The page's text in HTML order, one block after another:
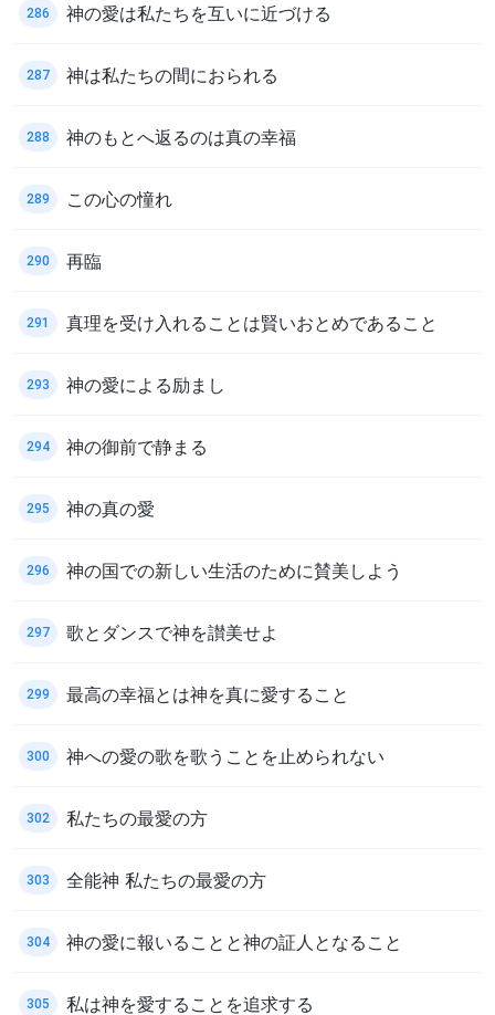
286 神の愛は私たちを互いに近づける
287 神は私たちの間におられる
288 神のもとへ返るのは真の幸福
289 この心の憧れ
290 再臨
291 真理を受け入れることは賢いおとめであること
293 神の愛による励まし
294 神の御前で静まる
295 神の真の愛
296 神の国での新しい生活のために賛美しよう
297 歌とダンスで神を讃美せよ
299 最高の幸福とは神を真に愛すること
300 神への愛の歌を歌うことを止められない
302 私たちの最愛の方
303 全能神 私たちの最愛の方
304 神の愛に報いることと神の証人となること
305 私は神を愛することを追求する